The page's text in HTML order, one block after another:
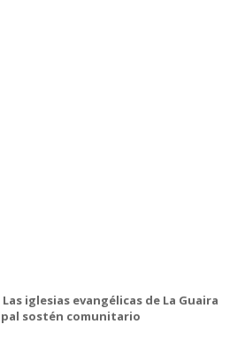
iglesias evangélicas de La Guaira
sostén comunitario